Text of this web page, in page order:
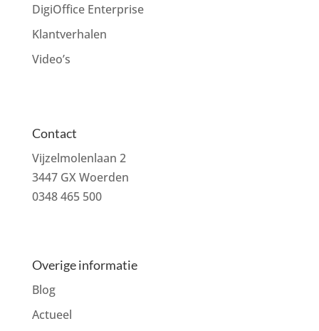
DigiOffice Enterprise
Klantverhalen
Video’s
Contact
Vijzelmolenlaan 2
3447 GX Woerden
0348 465 500
Overige informatie
Blog
Actueel